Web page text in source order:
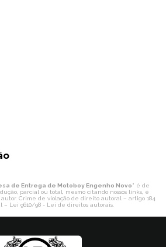
de Entrega de Motoboy Engenho Novo" é de
parcial ou total, mesmo citando nossos links, é
Crime de violação de direito autoral – artigo 184
– Lei 9610/98 - Lei de direitos autorais.